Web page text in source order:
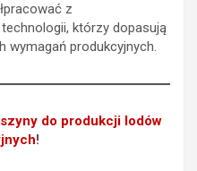
z
którzy dopasują
wymagań produkcyjnych.
do produkcji lodów
!